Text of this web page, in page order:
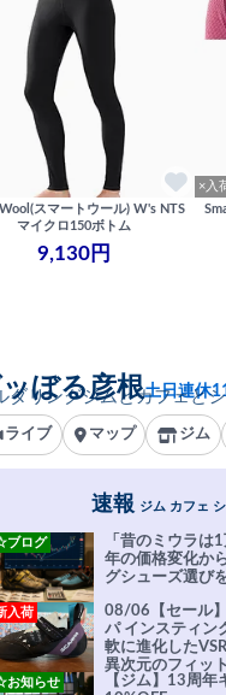
スマートウール) W's NTS
マイクロ150ボトム
9,130円
×入
ダリングジムとカフェと
ぼる彦根土日連休
ライブ マップ ジム
速報 ジム カフェ
「昔のミウラは
年の価格変化か
グシューズ選び
ブログ
08/06【セール
パ インスティン
軟に進化した
異次元のフィッ
入荷
【ジム】13周年
お知らせ